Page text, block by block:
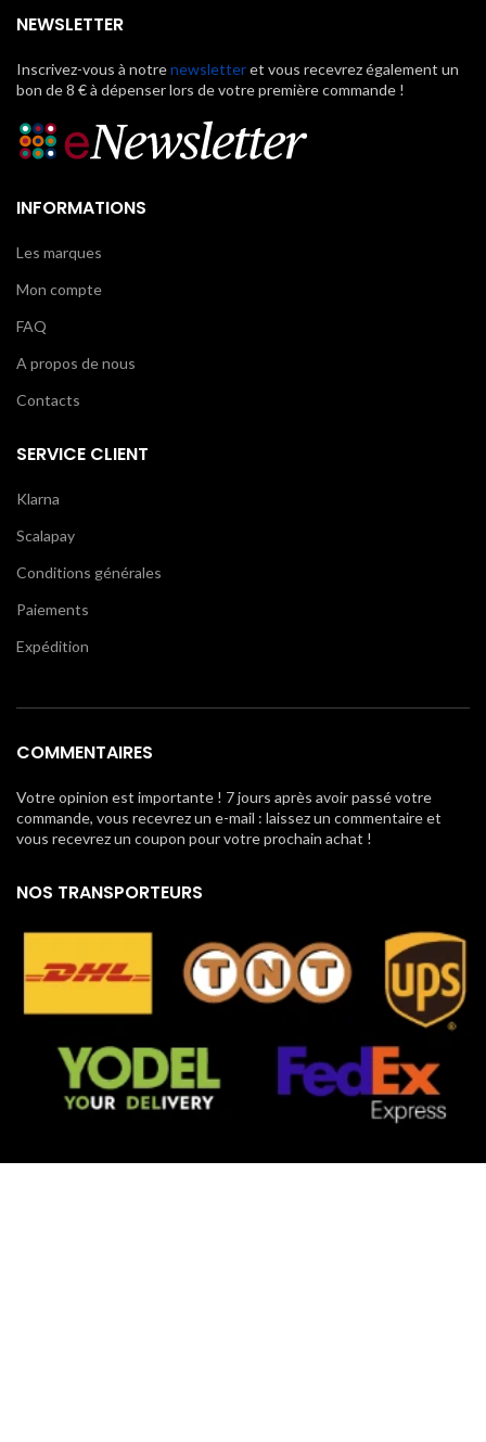
NEWSLETTER
Inscrivez-vous à notrenewsletteret vous recevrez également un
bon de 8 € à dépenser lors de votre première commande !
INFORMATIONS
Les marques
Mon compte
FAQ
A propos de nous
Contacts
SERVICE CLIENT
Klarna
Scalapay
Conditions générales
Paiements
Expédition
COMMENTAIRES
Votre opinion est importante ! 7 jours après avoir passé votre
commande, vous recevrez un e-mail : laissez un commentaire et
vous recevrez un coupon pour votre prochain achat !
NOS TRANSPORTEURS